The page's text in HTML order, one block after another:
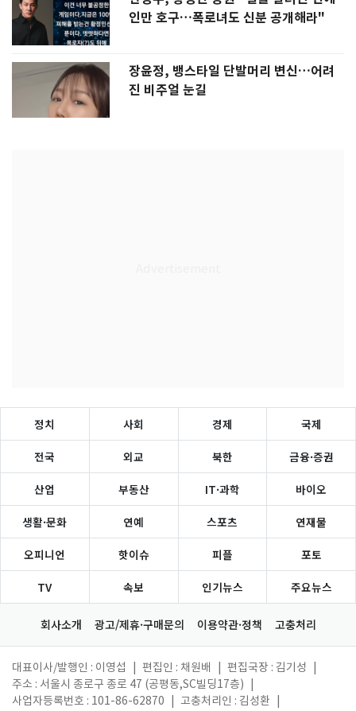
인만 호구…폭로녀도 신분 공개해라"
장윤정, 뱅스타일 단발머리 변신…어려
진 비주얼 눈길
정치 사회 경제 국제
전국 외교 북한 금융·증권
산업 부동산 IT·과학 바이오
생활·문화 연예 스포츠 연재물
오피니언 핫이슈 피플 포토
TV 속보 인기뉴스 주요뉴스
회사소개 광고/제휴·구매문의 이용약관·정책 고충처리
대표이사/발행인 : 이영섭 편집인 : 채원배 편집국장 : 김기성
주소 : 서울시 종로구 종로 47 (공평동,SC빌딩17층)
사업자등록번호 : 101-86-62870
고충처리인 : 김성환